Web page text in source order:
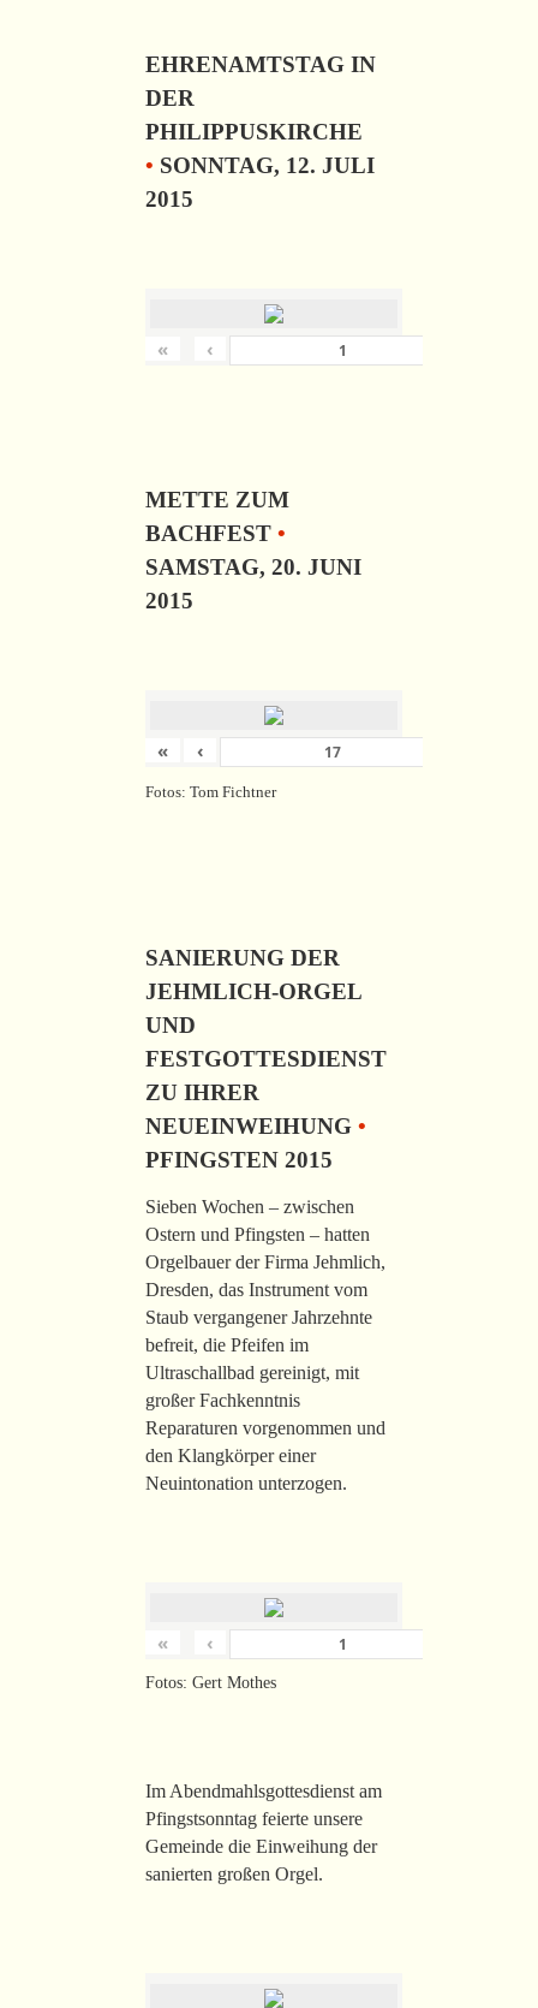
EHRENAMTSTAG IN
DER
PHILIPPUSKIRCHE
• SONNTAG, 12. JULI
2015
« ‹
METTE ZUM
BACHFEST •
SAMSTAG, 20. JUNI
2015
« ‹
Fotos: Tom Fichtner
SANIERUNG DER
JEHMLICH-ORGEL
UND
FESTGOTTESDIENST
ZU IHRER
NEUEINWEIHUNG •
PFINGSTEN 2015
Sieben Wochen – zwischen
Ostern und Pfingsten – hatten
Orgelbauer der Firma Jehmlich,
Dresden, das Instrument vom
Staub vergangener Jahrzehnte
befreit, die Pfeifen im
Ultraschallbad gereinigt, mit
großer Fachkenntnis
Reparaturen vorgenommen und
den Klangkörper einer
Neuintonation unterzogen.
« ‹
Fotos: Gert Mothes
Im Abendmahlsgottesdienst am
Pfingstsonntag feierte unsere
Gemeinde die Einweihung der
sanierten großen Orgel.